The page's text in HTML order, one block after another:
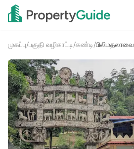
முகப்பு/பகுதி வழிகாட்டி/கண்டி/பிலிமதலாவை